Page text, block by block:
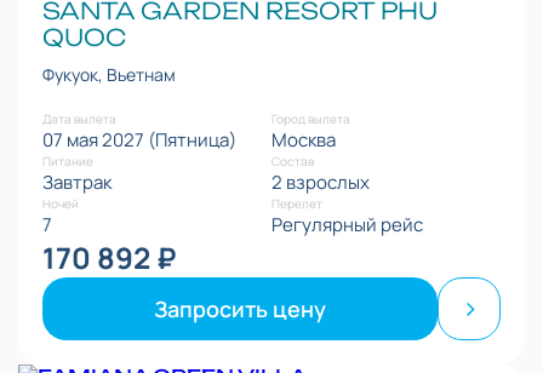
SANTA GARDEN RESORT PHU
QUOC
Фукуок, Вьетнам
Дата вылета
07 мая 2027 (Пятница)
Город вылета
Москва
Питание
Завтрак
Состав
2 взрослых
Ночей
7
Перелет
Регулярный рейс
170 892 ₽
Запросить цену